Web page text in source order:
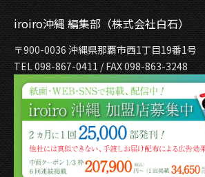
iroiro沖縄 編集部（株式会社白石）
〒900-0036 沖縄県那覇市西1丁目19番1号
TEL 098-867-0411 / FAX 098-863-3248